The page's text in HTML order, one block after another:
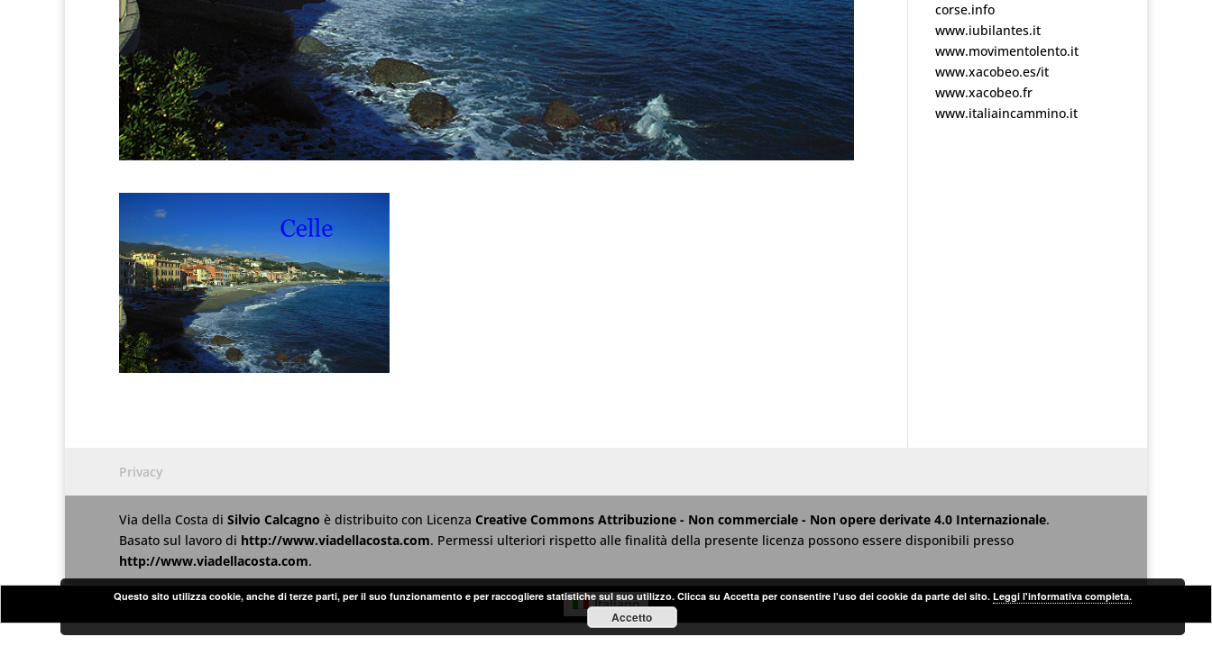
corse.info
www.iubilantes.it
www.movimentolento.it
www.xacobeo.es/it
www.xacobeo.fr
www.italiaincammino.it
Privacy
Via della Costa di Silvio Calcagno è distribuito con Licenza Creative Commons Attribuzione - Non commerciale - Non opere derivate 4.0 Internazionale.
Basato sul lavoro di http://www.viadellacosta.com. Permessi ulteriori rispetto alle finalità della presente licenza possono essere disponibili presso
http://www.viadellacosta.com.
Italiano
Questo sito utilizza cookie, anche di terze parti, per il suo funzionamento e per raccogliere statistiche sul suo utilizzo. Clicca su Accetta per consentire l'uso dei cookie da parte del sito.Leggi l'informativa completa.
Accetto